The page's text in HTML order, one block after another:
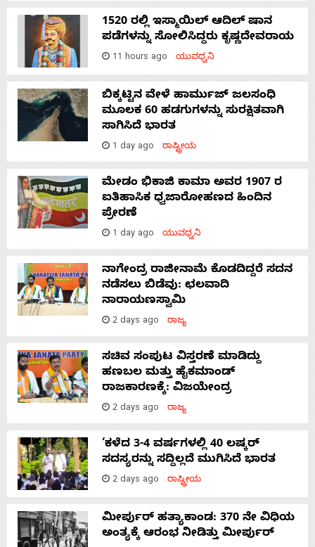
1520 ರಲ್ಲಿ ಇಸ್ಮಾಯಿಲ್ ಆದಿಲ್ ಷಾನ
ಪಡೆಗಳನ್ನು ಸೋಲಿಸಿದ್ದರು ಕೃಷ್ಣದೇವರಾಯ
11 hours ago ಯುವಧ್ವನಿ
ಬಿಕ್ಕಟ್ಟಿನ ವೇಳೆ ಹಾರ್ಮುಜ್ ಜಲಸಂಧಿ
ಮೂಲಕ 60 ಹಡಗುಗಳನ್ನು ಸುರಕ್ಷಿತವಾಗಿ
ಸಾಗಿಸಿದೆ ಭಾರತ
1 day ago ರಾಷ್ಟ್ರೀಯ
ಮೇಡಂ ಭಿಕಾಜಿ ಕಾಮಾ ಅವರ 1907 ರ
ಐತಿಹಾಸಿಕ ಧ್ವಜಾರೋಹಣದ ಹಿಂದಿನ
ಪ್ರೇರಣೆ
1 day ago ಯುವಧ್ವನಿ
ನಾಗೇಂದ್ರ ರಾಜೀನಾಮೆ ಕೊಡದಿದ್ದರೆ ಸದನ
ನಡೆಸಲು ಬಿಡೆವು: ಛಲವಾದಿ
ನಾರಾಯಣಸ್ವಾಮಿ
2 days ago ರಾಜ್ಯ
ಸಚಿವ ಸಂಪುಟ ವಿಸ್ತರಣೆ ಮಾಡಿದ್ದು
ಹಣಬಲ ಮತ್ತು ಹೈಕಮಾಂಡ್
ರಾಜಕಾರಣಕ್ಕೆ: ವಿಜಯೇಂದ್ರ
2 days ago ರಾಜ್ಯ
‘ಕಳೆದ 3-4 ವರ್ಷಗಳಲ್ಲಿ 40 ಲಷ್ಕರ್
ಸದಸ್ಯರನ್ನು ಸದ್ದಿಲ್ಲದೆ ಮುಗಿಸಿದೆ ಭಾರತ
2 days ago ರಾಷ್ಟ್ರೀಯ
ಮೀರ್ಪುರ್ ಹತ್ಯಾಕಾಂಡ: 370 ನೇ ವಿಧಿಯ
ಅಂತ್ಯಕ್ಕೆ ಆರಂಭ ನೀಡಿತ್ತು ಮೀರ್ಪುರ್